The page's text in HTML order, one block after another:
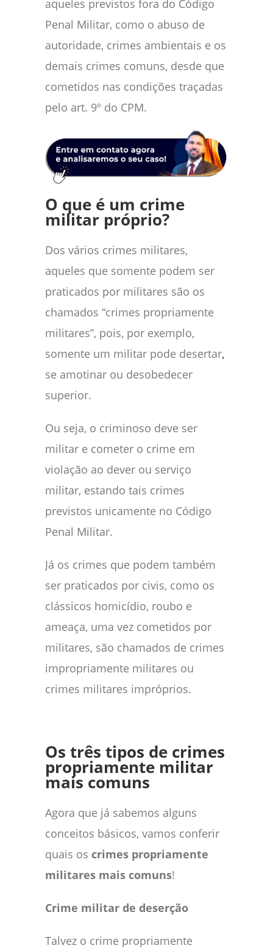
aqueles previstos fora do Código
Penal Militar, como o abuso de
autoridade, crimes ambientais e os
demais crimes comuns, desde que
cometidos nas condições traçadas
pelo art. 9º do CPM.
O que é um crime
militar próprio?
Dos vários crimes militares,
aqueles que somente podem ser
praticados por militares são os
chamados “crimes propriamente
militares”, pois, por exemplo,
somente um militar pode desertar,
se amotinar ou desobedecer
superior.
Ou seja, o criminoso deve ser
militar e cometer o crime em
violação ao dever ou serviço
militar, estando tais crimes
previstos unicamente no Código
Penal Militar.
Já os crimes que podem também
ser praticados por civis, como os
clássicos homicídio, roubo e
ameaça, uma vez cometidos por
militares, são chamados de crimes
impropriamente militares ou
crimes militares impróprios.
Os três tipos de crimes
propriamente militar
mais comuns
Agora que já sabemos alguns
conceitos básicos, vamos conferir
quais os crimes propriamente
militares mais comuns!
Crime militar de deserção
Talvez o crime propriamente